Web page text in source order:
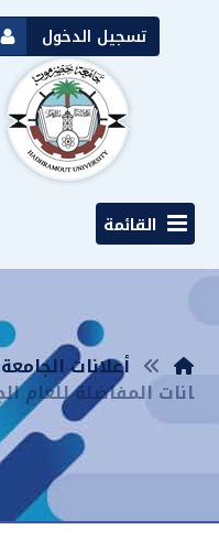
تسجيل الدخول
القائمة
أعلانات الجامعة